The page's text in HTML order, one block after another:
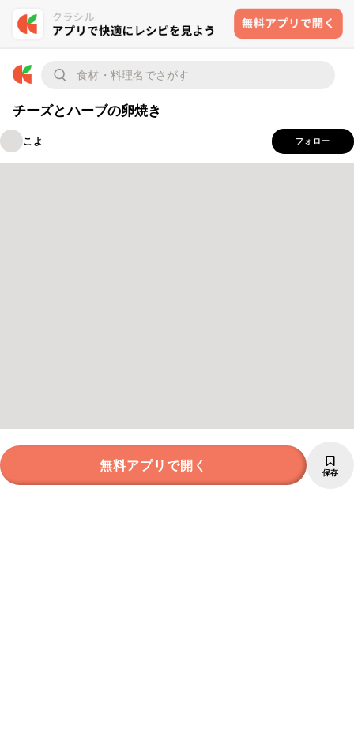
チーズとハーブの卵焼き
こよ フォロー
無料アプリで開く 保存